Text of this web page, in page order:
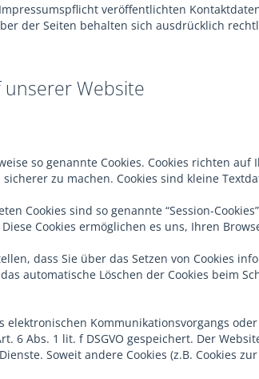
veröffentlichten
der Seiten behalten sich ausdrücklich
unserer Website
so genannte Cookies. Cookies richten
zu machen. Cookies sind kleine
Cookies sind so genannte “Session-
Cookies ermöglichen es uns, Ihren
dass Sie über das Setzen von Cookies
automatische Löschen der Cookies beim
elektronischen Kommunikationsvorgangs
6 Abs. 1 lit. f DSGVO gespeichert. Der
Soweit andere Cookies (z.B. Cookies